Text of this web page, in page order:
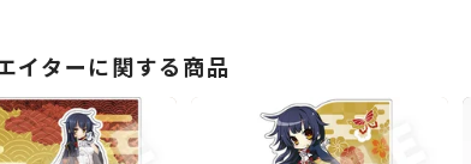
イターに関する商品